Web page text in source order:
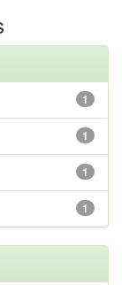
1
1
1
1